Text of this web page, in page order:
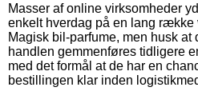
Masser af online virksomheder
enkelt hverdag på en lang række
Magisk bil-parfume, men husk
handlen gemmenføres tidligere
med det formål at de har en
bestillingen klar inden